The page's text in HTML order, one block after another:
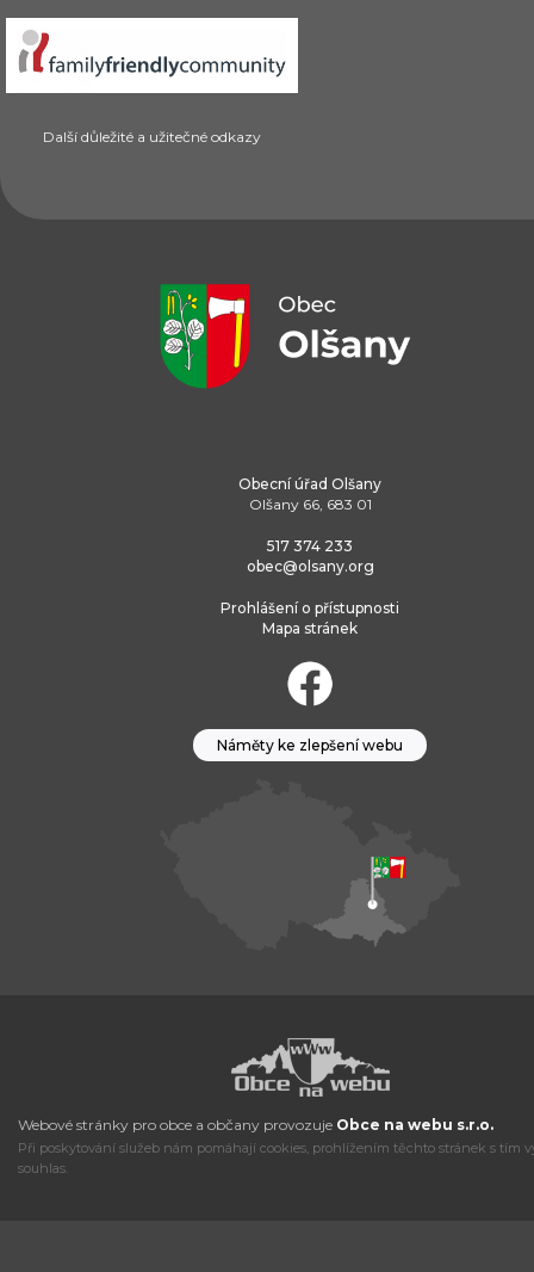
Další důležité a užitečné odkazy
Obecní úřad Olšany
Olšany 66, 683 01
517 374 233
obec@olsany.org
Prohlášení o přístupnosti
Mapa stránek
Náměty ke zlepšení webu
Webové stránky pro obce a občany provozuje Obce na webu s.r.o.
Při poskytování služeb nám pomáhají cookies, prohlížením těchto stránek s tím
souhlas.